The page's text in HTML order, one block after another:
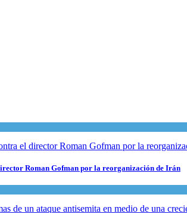
Roman Gofman por la reorganización de Irán